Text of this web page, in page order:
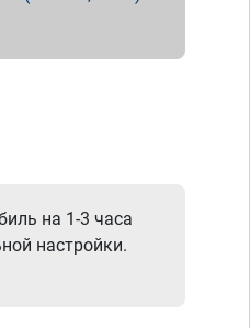
на 1-3 часа
настройки.